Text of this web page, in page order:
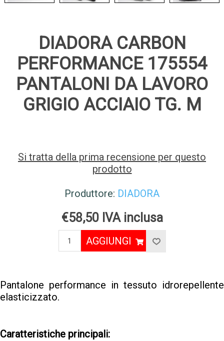
DIADORA CARBON
PERFORMANCE 175554
PANTALONI DA LAVORO
GRIGIO ACCIAIO TG. M
Si tratta della prima recensione per questo
prodotto
Produttore: DIADORA
€58,50 IVA inclusa
AGGIUNGI
Pantalone performance in tessuto idrorepellente
elasticizzato.
Caratteristiche principali: